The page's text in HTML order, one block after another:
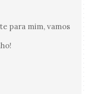
para mim, vamos